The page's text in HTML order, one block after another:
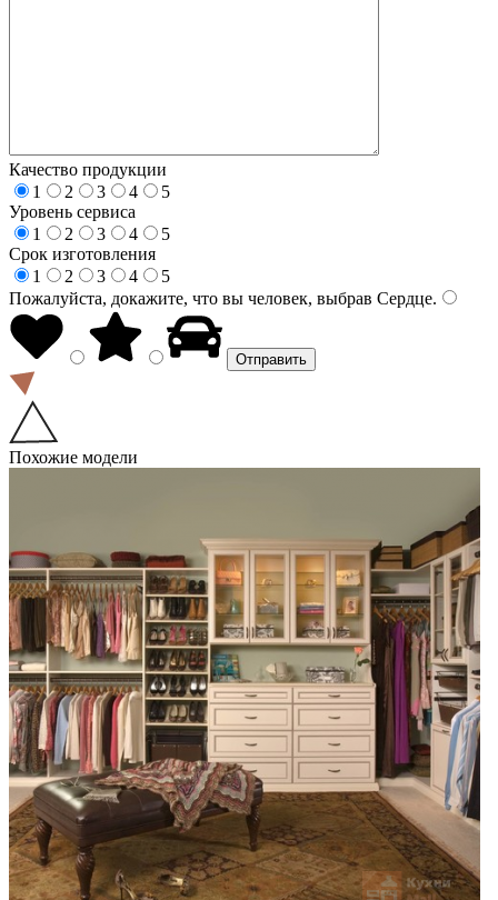
Качество продукции
1
2 3 4
5
Уровень сервиса
1
2 3 4
5
Срок изготовления
1
2 3 4
5
Пожалуйста, докажите, что вы человек, выбрав Сердце.
Похожие модели